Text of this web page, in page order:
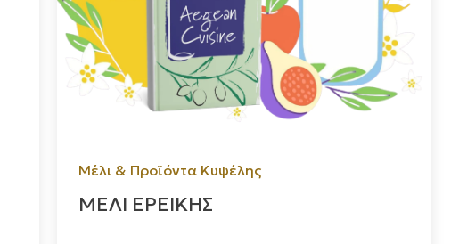
Μέλι & Προϊόντα Κυψέλης
ΜΕΛΙ ΕΡΕΙΚΗΣ